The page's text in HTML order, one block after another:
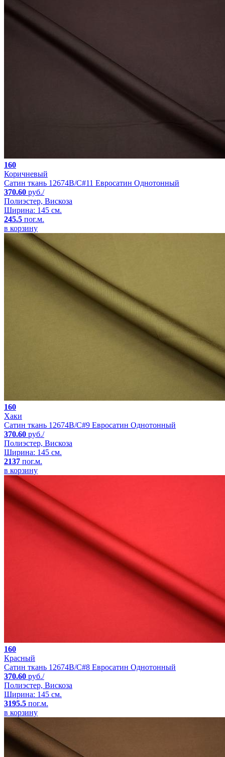
160
Коричневый
Сатин ткань 12674B/C#11 Евросатин Однотонный
370.60 руб./
Полиэстер, Вискоза
Ширина: 145 см.
245.5 пог.м.
в корзину
160
Хаки
Сатин ткань 12674B/C#9 Евросатин Однотонный
370.60 руб./
Полиэстер, Вискоза
Ширина: 145 см.
2137 пог.м.
в корзину
160
Красный
Сатин ткань 12674B/C#8 Евросатин Однотонный
370.60 руб./
Полиэстер, Вискоза
Ширина: 145 см.
3195.5 пог.м.
в корзину